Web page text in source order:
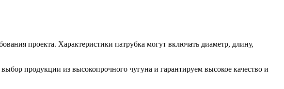
проекта. Характеристики патрубка могут включать диаметр, длину,
продукции из высокопрочного чугуна и гарантируем высокое качество и